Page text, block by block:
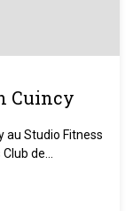
Cuincy
au Studio Fitness
de...